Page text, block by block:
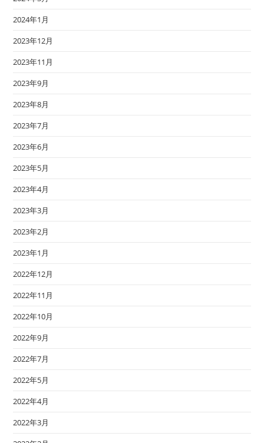
2024年1月
2023年12月
2023年11月
2023年9月
2023年8月
2023年7月
2023年6月
2023年5月
2023年4月
2023年3月
2023年2月
2023年1月
2022年12月
2022年11月
2022年10月
2022年9月
2022年7月
2022年5月
2022年4月
2022年3月